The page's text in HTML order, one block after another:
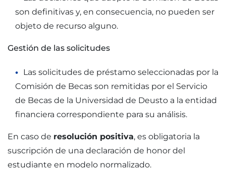
son definitivas y, en consecuencia, no pueden ser
objeto de recurso alguno.
Gestión de las solicitudes
Las solicitudes de préstamo seleccionadas por la
Comisión de Becas son remitidas por el Servicio
de Becas de la Universidad de Deusto a la entidad
financiera correspondiente para su análisis.
En caso de resolución positiva, es obligatoria la
suscripción de una declaración de honor del
estudiante en modelo normalizado.